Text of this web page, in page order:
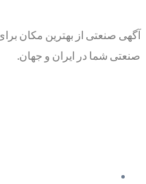
آگهی صنعتی از بهترین مکان
صنعتی شما در ایران و جهان.